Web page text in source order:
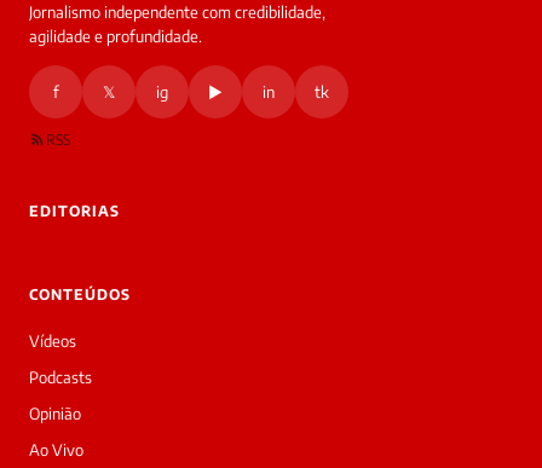
Bom
dia!
Sou
a
daqui
do
Jornalismo independente com credibilidade,
agilidade e profundidade.
f 𝕏 ig ▶ in tk
RSS
EDITORIAS
CONTEÚDOS
Vídeos
Podcasts
Opinião
Ao Vivo